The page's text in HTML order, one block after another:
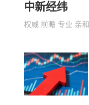
中新经纬
权威 前瞻 专业 亲和